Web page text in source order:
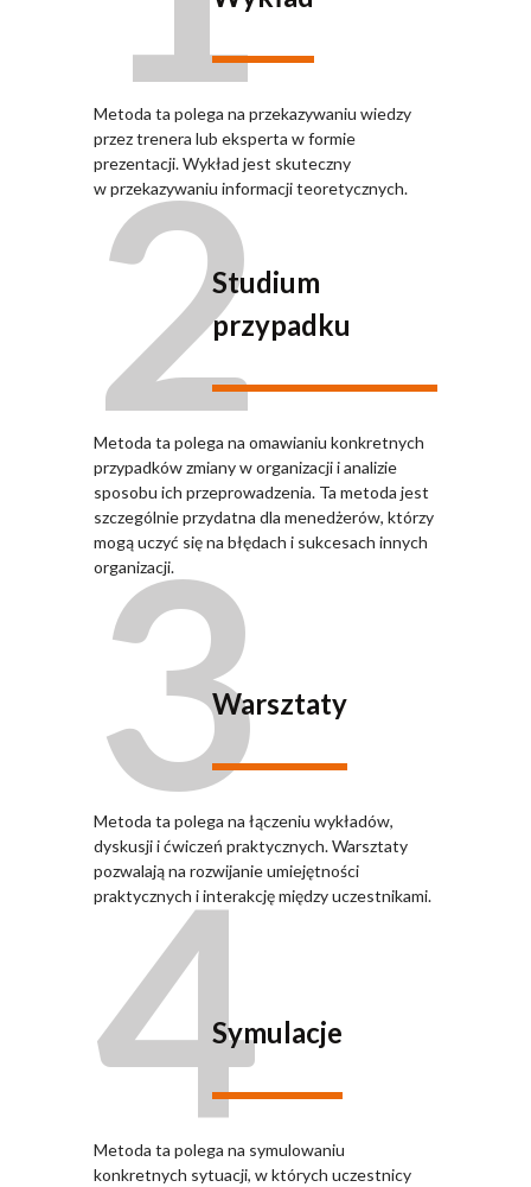
Metoda ta polega na przekazywaniu wiedzy
przez trenera lub eksperta w formie
prezentacji. Wykład jest skuteczny
w przekazywaniu informacji teoretycznych.
2Studium
przypadku
Metoda ta polega na omawianiu konkretnych
przypadków zmiany w organizacji i analizie
sposobu ich przeprowadzenia. Ta metoda jest
szczególnie przydatna dla menedżerów, którzy
mogą uczyć się na błędach i sukcesach innych
organizacji.
3Warsztaty
Metoda ta polega na łączeniu wykładów,
dyskusji i ćwiczeń praktycznych. Warsztaty
pozwalają na rozwijanie umiejętności
praktycznych i interakcję między uczestnikami.
4Symulacje
Metoda ta polega na symulowaniu
konkretnych sytuacji, w których uczestnicy